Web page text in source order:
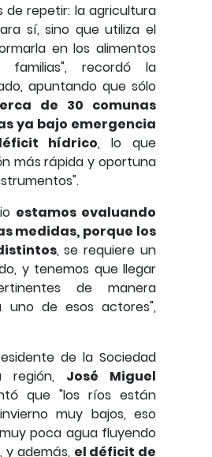
de repetir: la agricultura
sí, sino que utiliza el
en los alimentos
recordó la
apuntando que sólo
de 30 comunas
ya bajo emergencia
hídrico, lo que
más rápida y oportuna
estamos evaluando
medidas, porque los
, se requiere un
y tenemos que llegar
de manera
de esos actores",
de la Sociedad
región, José Miguel
que "los ríos están
muy bajos, eso
poca agua fluyendo
y además, el déficit de